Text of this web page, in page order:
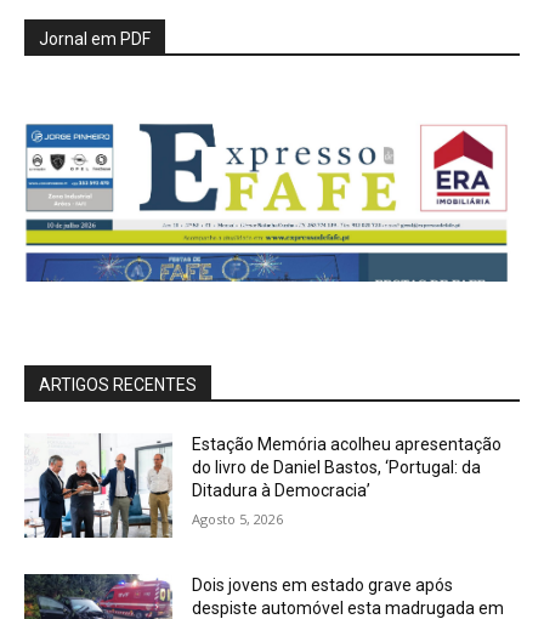
Jornal em PDF
ARTIGOS RECENTES
Estação Memória acolheu apresentação
do livro de Daniel Bastos, ‘Portugal: da
Ditadura à Democracia’
Agosto 5, 2026
Dois jovens em estado grave após
despiste automóvel esta madrugada em